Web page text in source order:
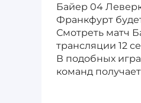
Байер 04
Франкфурт
Смотреть матч
трансляции 12
В подобных
команд